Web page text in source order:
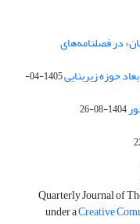
در فصلنامه‌های
حوزه زیربنایی
1405-04-
1404-08-26
Quarterly Journal of
under aCreative